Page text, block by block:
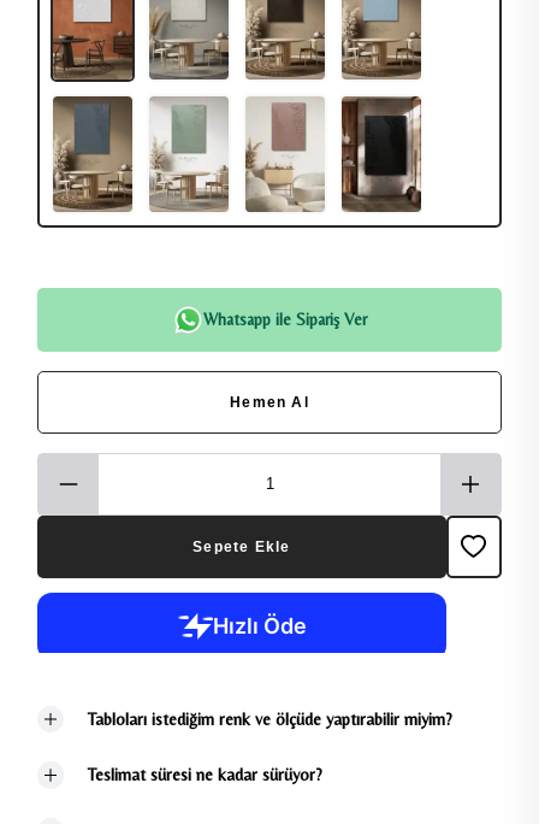
Whatsapp ile Sipariş Ver
Hemen Al
Sepete Ekle
Tabloları istediğim renk ve ölçüde yaptırabilir miyim?
Teslimat süresi ne kadar sürüyor?